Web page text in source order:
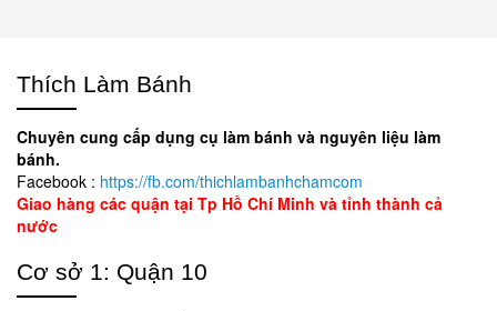
Thích Làm Bánh
Chuyên cung cấp dụng cụ làm bánh và nguyên liệu làm
bánh.
Facebook : https://fb.com/thichlambanhchamcom
Giao hàng các quận tại Tp Hồ Chí Minh và tỉnh thành cả
nước
Cơ sở 1: Quận 10